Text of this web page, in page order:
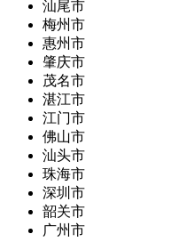
汕尾市
梅州市
惠州市
肇庆市
茂名市
湛江市
江门市
佛山市
汕头市
珠海市
深圳市
韶关市
广州市